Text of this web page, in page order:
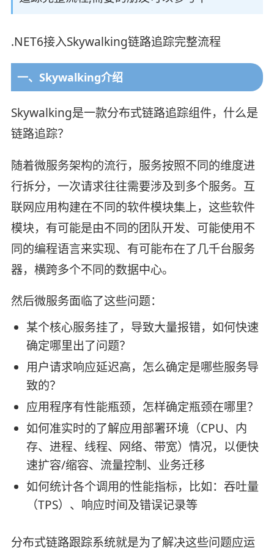
.NET6接入Skywalking链路追踪完整流程
一、Skywalking介绍
Skywalking是一款分布式链路追踪组件，什么是
链路追踪？
随着微服务架构的流行，服务按照不同的维度进
行拆分，一次请求往往需要涉及到多个服务。互
联网应用构建在不同的软件模块集上，这些软件
模块，有可能是由不同的团队开发、可能使用不
同的编程语言来实现、有可能布在了几千台服务
器，横跨多个不同的数据中心。
然后微服务面临了这些问题：
某个核心服务挂了，导致大量报错，如何快速
确定哪里出了问题？
用户请求响应延迟高，怎么确定是哪些服务导
致的？
应用程序有性能瓶颈，怎样确定瓶颈在哪里？
如何准实时的了解应用部署环境（CPU、内
存、进程、线程、网络、带宽）情况，以便快
速扩容/缩容、流量控制、业务迁移
如何统计各个调用的性能指标，比如：吞吐量
（TPS）、响应时间及错误记录等
分布式链路跟踪系统就是为了解决这些问题应运